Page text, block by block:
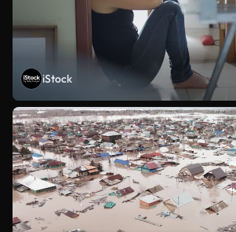
iStock